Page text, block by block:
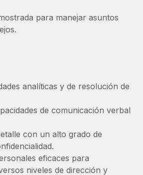
para manejar asuntos
analíticas y de resolución de
de comunicación verbal
con un alto grado de
eficaces para
niveles de dirección y